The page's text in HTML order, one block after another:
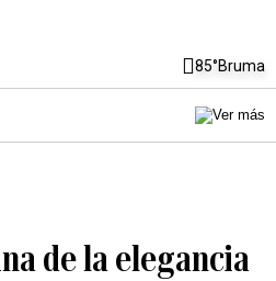
85°Bruma
de la elegancia